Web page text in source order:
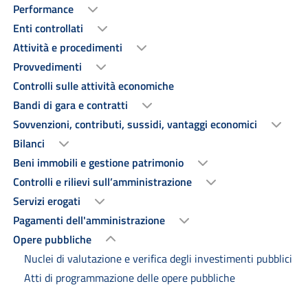
Performance
Enti controllati
Attività e procedimenti
Provvedimenti
Controlli sulle attività economiche
Bandi di gara e contratti
Sovvenzioni, contributi, sussidi, vantaggi economici
Bilanci
Beni immobili e gestione patrimonio
Controlli e rilievi sull’amministrazione
Servizi erogati
Pagamenti dell'amministrazione
Opere pubbliche
Nuclei di valutazione e verifica degli investimenti pubblici
Atti di programmazione delle opere pubbliche